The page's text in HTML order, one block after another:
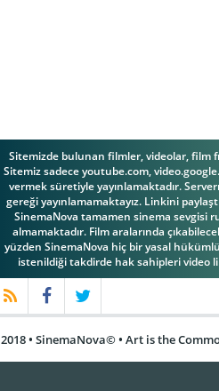
Sitemizde bulunan filmler, videolar, film
Sitemiz sadece youtube.com,
vermek süretiyle yayınlamaktadır.
gereği yayınlamamaktayız. Linkini
SinemaNova tamamen sinema sevgisi
almamaktadır. Film aralarında
yüzden SinemaNova hiç bir yasal
istenildiği takdirde hak sahipleri video
2018 • SinemaNova© • Art is the